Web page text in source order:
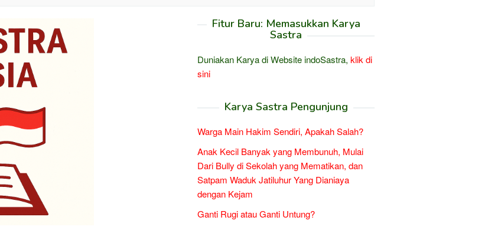
Fitur Baru: Memasukkan Karya
Sastra
Duniakan Karya di Website indoSastra, klik di
sini
Karya Sastra Pengunjung
Warga Main Hakim Sendiri, Apakah Salah?
Anak Kecil Banyak yang Membunuh, Mulai
Dari Bully di Sekolah yang Mematikan, dan
Satpam Waduk Jatiluhur Yang Dianiaya
dengan Kejam
Ganti Rugi atau Ganti Untung?